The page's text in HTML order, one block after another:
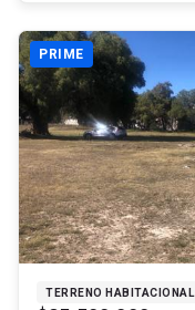
PRIME
TERRENO HABITACIONAL